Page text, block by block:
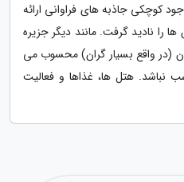
با وجود کوچکی جاذبه های فراوانی ارائه
را نادید گرفت. مانند دیگر جزیره
(در واقع بسیار گران) محسوب می
نباشد. هتل ها، غذاها و فعالیت